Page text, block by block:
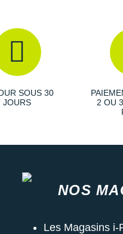
SOUS 30
JOURS
2 OU
NOS
Les Magasins i-